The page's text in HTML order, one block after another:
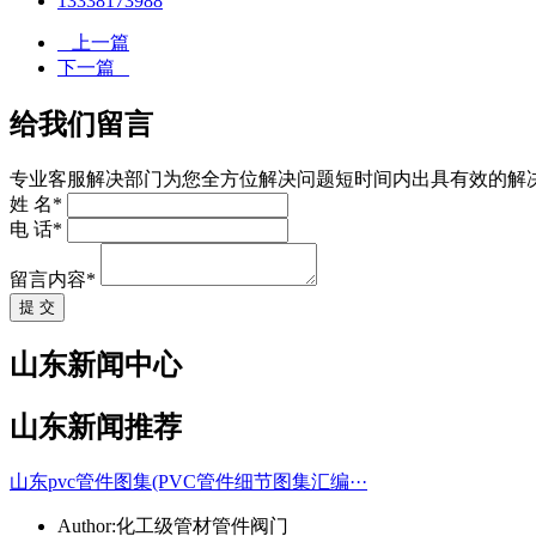
上一篇
下一篇
给我们留言
专业客服解决部门为您全方位解决问题短时间内出具有效的解
姓 名*
电 话*
留言内容*
提 交
山东新闻中心
山东新闻推荐
山东pvc管件图集(PVC管件细节图集汇编···
Author:化工级管材管件阀门